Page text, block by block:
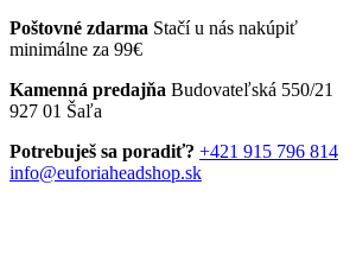
Poštovné zdarma Stačí u nás nakúpiť
minimálne za 99€
Kamenná predajňa Budovateľská 550/21
927 01 Šaľa
Potrebuješ sa poradiť? +421 915 796 814
info@euforiaheadshop.sk